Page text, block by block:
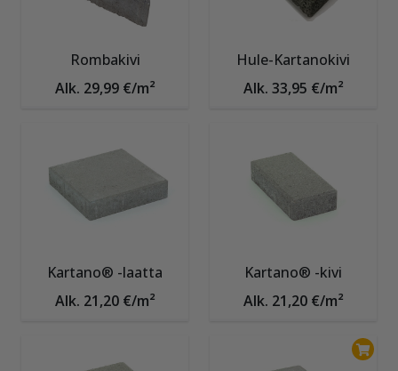
Rombakivi
Alk. 29,99 €/m²
Hule-Kartanokivi
Alk. 33,95 €/m²
Kartano® -laatta
Alk. 21,20 €/m²
Kartano® -kivi
Alk. 21,20 €/m²